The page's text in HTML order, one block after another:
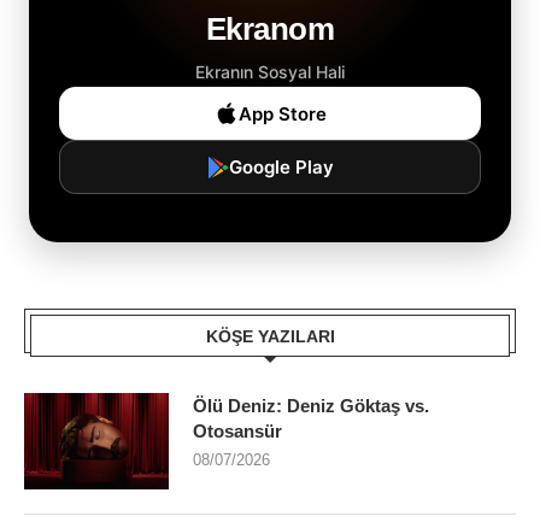
Ekranom
Ekranın Sosyal Hali
App Store
Google Play
KÖŞE YAZILARI
Ölü Deniz: Deniz Göktaş vs.
Otosansür
08/07/2026